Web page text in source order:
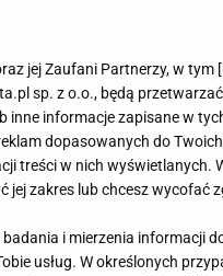
twoją
w kilkanaście minut.
jej Zaufani Partnerzy, w tym [
sp. z o.o., będą
inne informacje zapisane w
dopasowanych do
treści w nich wyświetlanych.
zakres lub chcesz wycofać
i mierzenia informacji
usług. W określonych